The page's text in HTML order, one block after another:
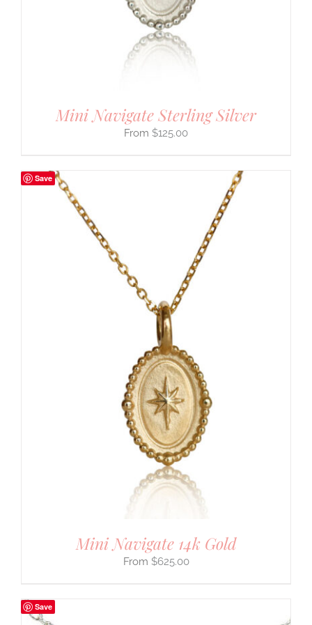
Mini Navigate Sterling Silver
$125.00
Save
Mini Navigate 14k Gold
$625.00
Save